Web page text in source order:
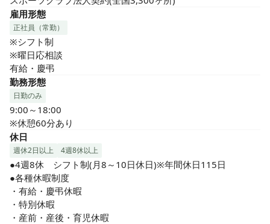
雇用形態
正社員（常勤）
※シフト制
※曜日応相談
有給・慶弔
勤務形態
日勤のみ
9:00～18:00
※休憩60分あり
休日
週休2日以上 4週8休以上
●4週8休　シフト制(月8～10日休日)※年間休日115日
●各種休暇制度
・有給・慶弔休暇
・特別休暇
・産前・産後・育児休暇